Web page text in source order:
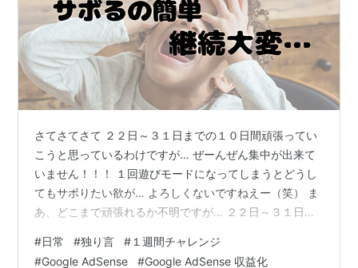
さてさてさて ２２日～３１日までの１０日間頑張ってい
こうと思っているわけですが… ぜーんぜん集中が出来て
いません！！！ １回遊びモードになってしまうとどうし
てもサボりたい欲が… よろしくないですねえー（笑） ま
あ、どこまで頑張れるか不明ですが… ２２日～３１日ま
さぼったからなのかわかりませんが、ドメインパワーも
#日常 #独り言 # １週間チャレンジ
#Google AdSense #Google AdSense 収益化